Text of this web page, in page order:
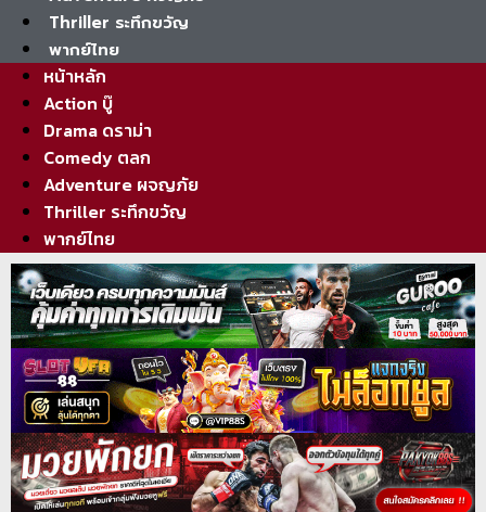
Thriller ระทึกขวัญ
พากย์ไทย
หน้าหลัก
Action บู๊
Drama ดราม่า
Comedy ตลก
Adventure ผจญภัย
Thriller ระทึกขวัญ
พากย์ไทย